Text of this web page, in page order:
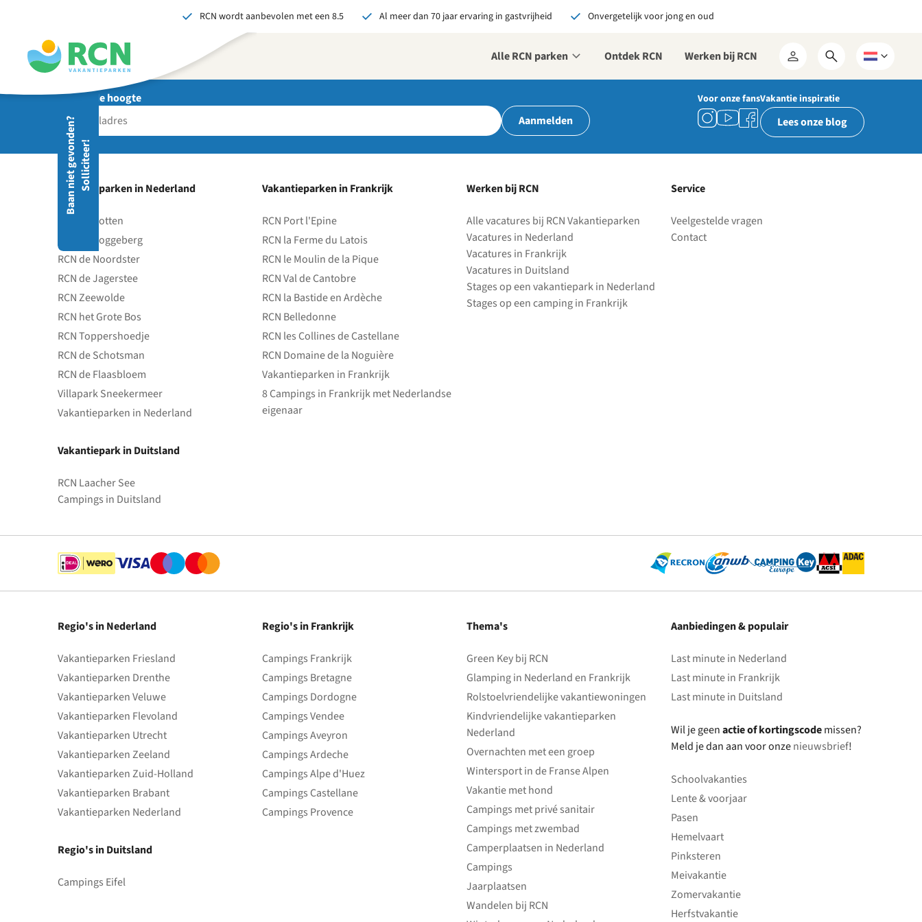
hoofdnavigatie
hoofdinhoud
voettekstinhoud
RCN wordt aanbevolen met een 8.5 Al meer dan 70 jaar ervaring in gastvrijheid Onvergetelijk voor jong en oud
Alle RCN parken Ontdek RCN Werken bij RCN
Mijn
RCN
Open
zoekformulier
Kies
een
B
a
a
n
n
i
e
t
g
e
v
on
d
e
n
?
S
o
l
l
i
c
i
t
e
e
r!
Wij zijn altijd op zoek naar
gedreven en enthousiaste
versterken!
Blijf op de hoogte
Aanmelden
Voor onze fansVakantie inspiratie
Lees onze blog
Vakantieparken in Nederland
RCN de Potten
RCN de Roggeberg
RCN de Noordster
RCN de Jagerstee
RCN Zeewolde
RCN het Grote Bos
RCN Toppershoedje
RCN de Schotsman
RCN de Flaasbloem
Villapark Sneekermeer
Vakantieparken in Nederland
Vakantiepark in Duitsland
RCN Laacher See
Campings in Duitsland
Vakantieparken in Frankrijk
RCN Port l'Epine
RCN la Ferme du Latois
RCN le Moulin de la Pique
RCN Val de Cantobre
RCN la Bastide en Ardèche
RCN Belledonne
RCN les Collines de Castellane
RCN Domaine de la Noguière
Vakantieparken in Frankrijk
8 Campings in Frankrijk met Nederlandse
eigenaar
Werken bij RCN
Alle vacatures bij RCN Vakantieparken
Vacatures in Nederland
Vacatures in Frankrijk
Vacatures in Duitsland
Stages op een vakantiepark in Nederland
Stages op een camping in Frankrijk
Service
Veelgestelde vragen
Contact
Regio's in Nederland
Vakantieparken Friesland
Vakantieparken Drenthe
Vakantieparken Veluwe
Vakantieparken Flevoland
Vakantieparken Utrecht
Vakantieparken Zeeland
Vakantieparken Zuid-Holland
Vakantieparken Brabant
Vakantieparken Nederland
Regio's in Duitsland
Campings Eifel
Regio's in Frankrijk
Campings Frankrijk
Campings Bretagne
Campings Dordogne
Campings Vendee
Campings Aveyron
Campings Ardeche
Campings Alpe d'Huez
Campings Castellane
Campings Provence
Thema's
Green Key bij RCN
Glamping in Nederland en Frankrijk
Rolstoelvriendelijke vakantiewoningen
Kindvriendelijke vakantieparken
Nederland
Overnachten met een groep
Wintersport in de Franse Alpen
Vakantie met hond
Campings met privé sanitair
Campings met zwembad
Camperplaatsen in Nederland
Campings
Jaarplaatsen
Wandelen bij RCN
Aanbiedingen & populair
Last minute in Nederland
Last minute in Frankrijk
Last minute in Duitsland
Wil je geenactie of kortingscodemissen?
Meld je dan aan voor onzenieuwsbrief!
Schoolvakanties
Lente & voorjaar
Pasen
Hemelvaart
Pinksteren
Meivakantie
Zomervakantie
Herfstvakantie